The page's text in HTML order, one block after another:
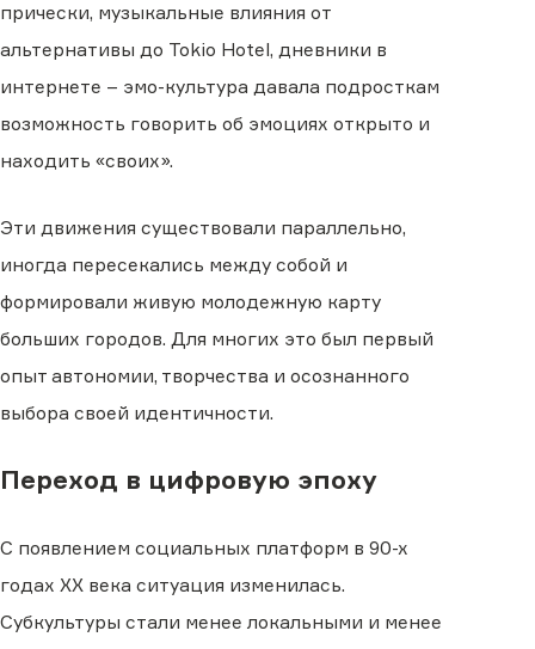
прически, музыкальные влияния от
альтернативы до Tokio Hotel, дневники в
интернете – эмо-культура давала подросткам
возможность говорить об эмоциях открыто и
находить «своих».
Эти движения существовали параллельно,
иногда пересекались между собой и
формировали живую молодежную карту
больших городов. Для многих это был первый
опыт автономии, творчества и осознанного
выбора своей идентичности.
Переход в цифровую эпоху
С появлением социальных платформ в 90-х
годах XX века ситуация изменилась.
Субкультуры стали менее локальными и менее